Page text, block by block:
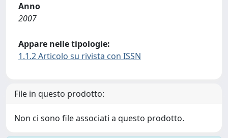
Anno
2007
Appare nelle tipologie:
1.1.2 Articolo su rivista con ISSN
File in questo prodotto:
Non ci sono file associati a questo prodotto.